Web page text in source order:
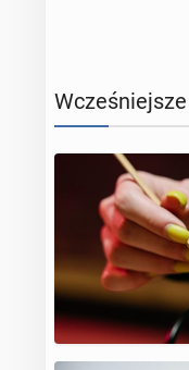
Wcześniejsze